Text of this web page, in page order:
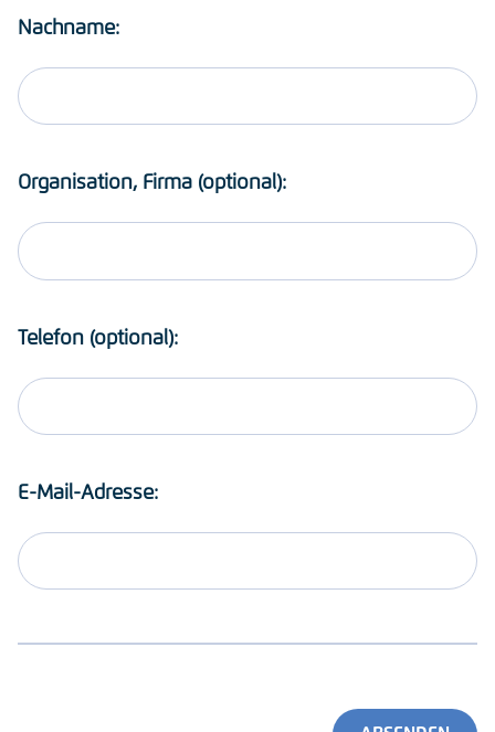
Nachname:
Organisation, Firma (optional):
Telefon (optional):
E-Mail-Adresse: